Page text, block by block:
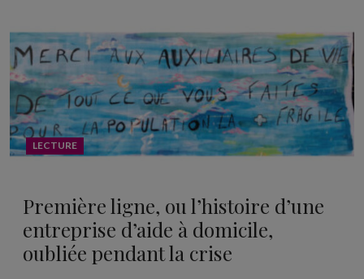
LECTURE
Première ligne, ou l’histoire d’une
entreprise d’aide à domicile,
oubliée pendant la crise